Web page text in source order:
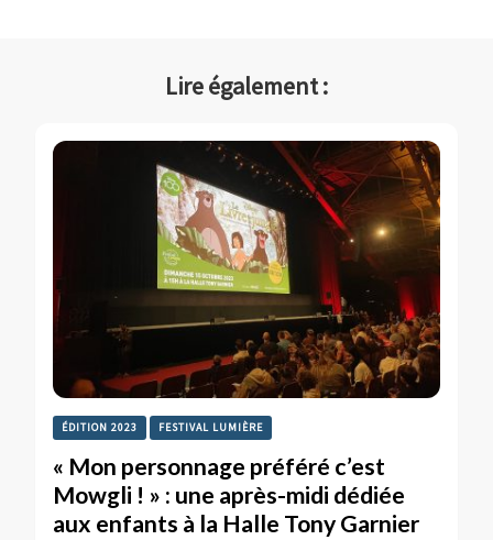
Lire également :
ÉDITION 2023 FESTIVAL LUMIÈRE
« Mon personnage préféré c’est
Mowgli ! » : une après-midi dédiée
aux enfants à la Halle Tony Garnier